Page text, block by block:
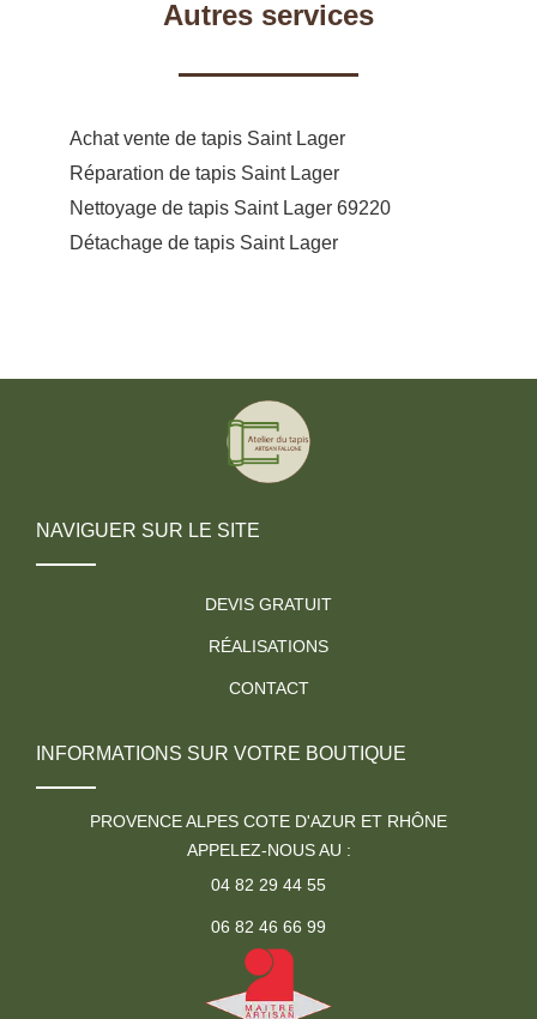
Autres services
Achat vente de tapis Saint Lager
Réparation de tapis Saint Lager
Nettoyage de tapis Saint Lager 69220
Détachage de tapis Saint Lager
NAVIGUER SUR LE SITE
DEVIS GRATUIT
RÉALISATIONS
CONTACT
INFORMATIONS SUR VOTRE BOUTIQUE
PROVENCE ALPES COTE D'AZUR ET RHÔNE
APPELEZ-NOUS AU :
04 82 29 44 55
06 82 46 66 99